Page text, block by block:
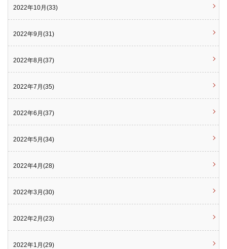
2022年10月(33)
2022年9月(31)
2022年8月(37)
2022年7月(35)
2022年6月(37)
2022年5月(34)
2022年4月(28)
2022年3月(30)
2022年2月(23)
2022年1月(29)